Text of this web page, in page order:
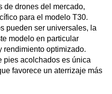
de drones del mercado,
para el modelo T30.
pueden ser universales, la
modelo en particular
rendimiento optimizado.
pies acolchados es única
favorece un aterrizaje más